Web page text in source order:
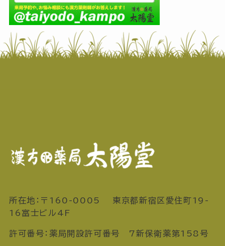
所在地：〒160-0005 東京都新宿区愛住町19-
16富士ビル4F
許可番号：薬局開設許可番号 7新保衛薬第158号